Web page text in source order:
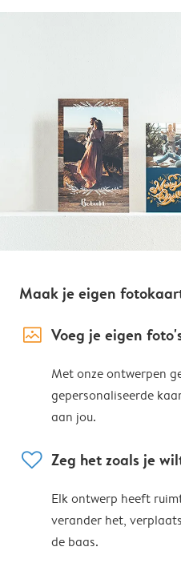
Maak je eigen
image_placeholder Voeg je eigen
Met onze ontwerpen
gepersonaliseerde
aan jou.
heart Zeg het zoals je
Elk ontwerp heeft
verander het,
de baas.